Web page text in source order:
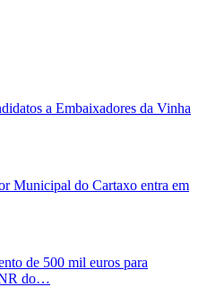
a Embaixadores da Vinha
Municipal do Cartaxo entra em
de 500 mil euros para
do…